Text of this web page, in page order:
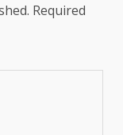
Required